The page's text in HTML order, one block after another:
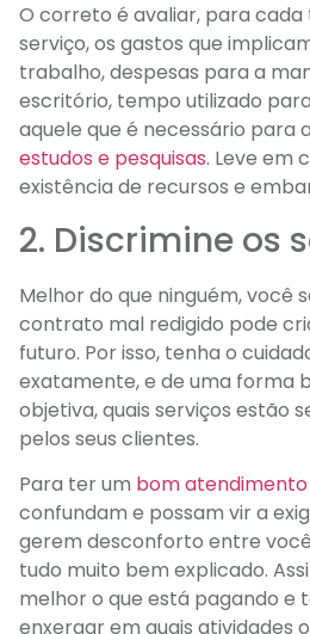
O correto é avaliar, para
serviço, os gastos que
trabalho, despesas para a
escritório, tempo utilizado
aquele que é necessário para
estudos e pesquisas. Leve em
existência de recursos e
2. Discrimine os
Melhor do que ninguém, você
contrato mal redigido pode
futuro. Por isso, tenha o
exatamente, e de uma forma
objetiva, quais serviços estão
pelos seus clientes.
Para ter um bom atendimento
confundam e possam vir a
gerem desconforto entre
tudo muito bem explicado.
melhor o que está pagando e
enxergar em quais atividades